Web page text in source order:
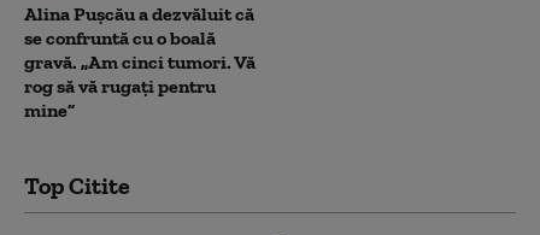
Alina Pușcău a dezvăluit că
se confruntă cu o boală
gravă. „Am cinci tumori. Vă
rog să vă rugați pentru
mine”
Top Citite